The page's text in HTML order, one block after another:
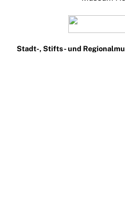
Stadt-, Stifts- und